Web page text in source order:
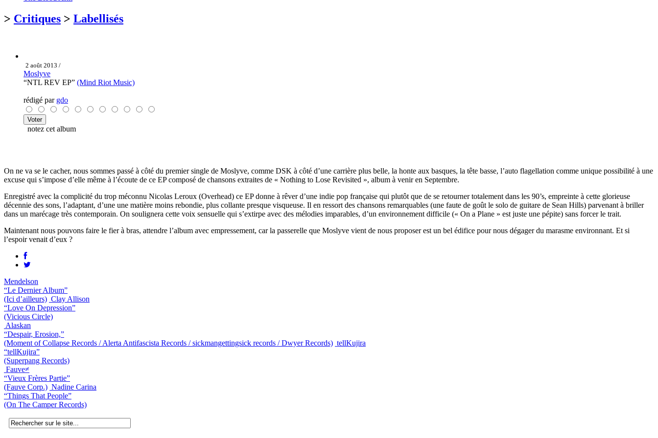
> Critiques > Labellisés
2 août 2013 /
Moslyve
“NTL REV EP” (Mind Riot Music)
rédigé par gdo
notez cet album
On ne va se le cacher, nous sommes passé à côté du premier single de Moslyve, comme DSK à côté d’une carrière plus belle, la honte aux basques, la tête basse, l’auto flagellation comme unique possibilité à une
excuse qui s’impose d’elle même à l’écoute de ce EP composé de chansons extraites de « Nothing to Lose Revisited », album à venir en Septembre.
Enregistré avec la complicité du trop méconnu Nicolas Leroux (Overhead) ce EP donne à rêver d’une indie pop française qui plutôt que de se retourner totalement dans les 90’s, empreinte à cette glorieuse
décennie des sons, l’adaptant, d’une une matière moins rebondie, plus collante presque visqueuse. Il en ressort des chansons remarquables (une faute de goût le solo de guitare de Sean Hills) parvenant à briller
dans un marécage très contemporain. On soulignera cette voix sensuelle qui s’extirpe avec des mélodies imparables, d’un environnement difficile (« On a Plane » est juste une pépite) sans forcer le trait.
Maintenant nous pouvons faire le fier à bras, attendre l’album avec empressement, car la passerelle que Moslyve vient de nous proposer est un bel édifice pour nous dégager du marasme environnant. Et si
l’espoir venait d’eux ?
Mendelson
“Le Dernier Album”
(Ici d’ailleurs) Clay Allison
“Love On Depression”
(Vicious Circle)
Alaskan
“Despair, Erosion,”
(Moment of Collapse Records / Alerta Antifascista Records / sickmangettingsick records / Dwyer Records) tellKujira
“tellKujira”
(Superpang Records)
Fauve≠
“Vieux Frères Partie”
(Fauve Corp.) Nadine Carina
“Things That People”
(On The Camper Records)